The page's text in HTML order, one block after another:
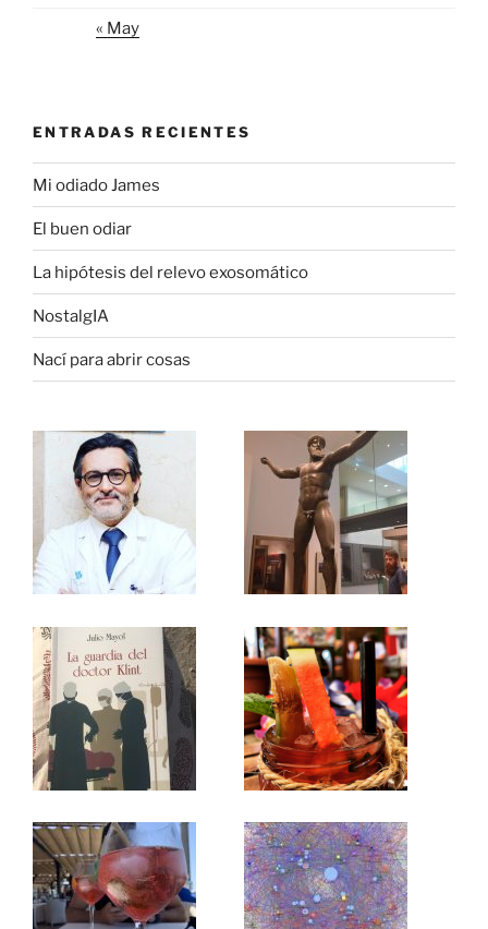
« May
ENTRADAS RECIENTES
Mi odiado James
El buen odiar
La hipótesis del relevo exosomático
NostalgIA
Nací para abrir cosas